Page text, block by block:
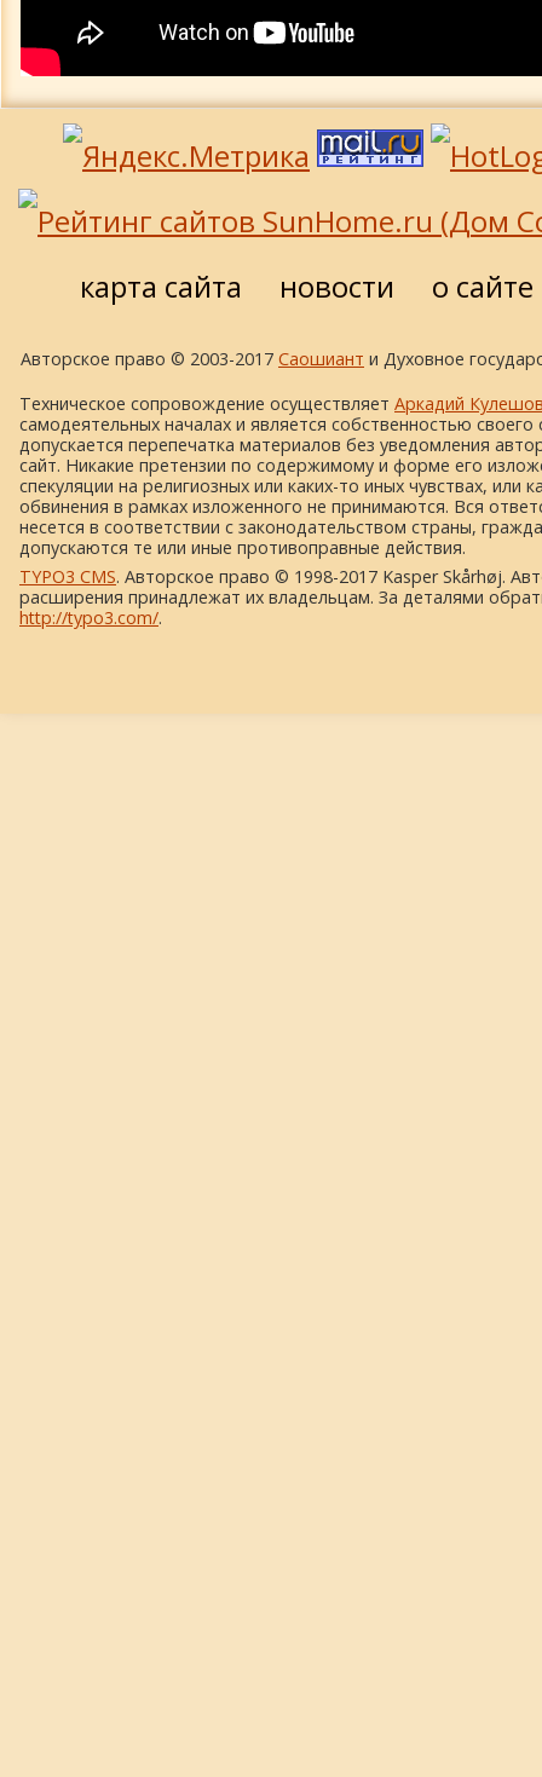
карта сайта новости о сайте
Авторское право © 2003-2017 Саошиант и Духовное
Техническое сопровождение осуществляет Аркадий
самодеятельных началах и является собственностью своего
допускается перепечатка материалов без уведомления
сайт. Никакие претензии по содержимому и форме его
спекуляции на религиозных или каких-то иных чувствах, или
обвинения в рамках изложенного не принимаются. Вся
несется в соответствии с законодательством страны,
допускаются те или иные противоправные действия.
TYPO3 CMS. Авторское право © 1998-2017 Kasper Skårhøj.
расширения принадлежат их владельцам. За деталями
http://typo3.com/.